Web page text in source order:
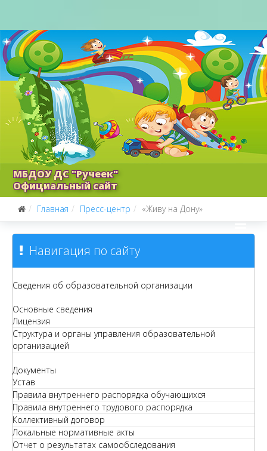
МБДОУ ДС "Ручеек"
Официальный сайт
Главная Пресс-центр «Живу на Дону»
Навигация по сайту
Сведения об образовательной организации
Основные сведения
Лицензия
Структура и органы управления образовательной
организацией
Документы
Устав
Правила внутреннего распорядка обучающихся
Правила внутреннего трудового распорядка
Коллективный договор
Локальные нормативные акты
Отчет о результатах самообследования